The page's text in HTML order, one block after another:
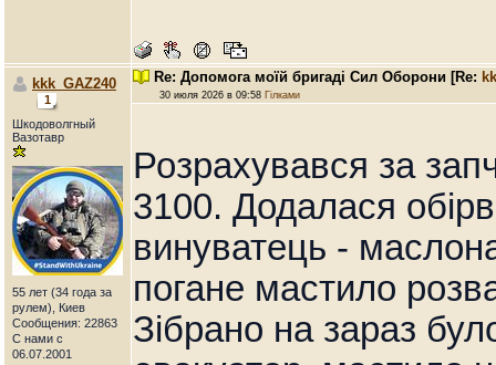
kkk_GAZ240
1
Шкодоволгный
Вазотавр
55 лет (34 года за
рулем), Киев
Сообщения: 22863
С нами с
06.07.2001
Re: Допомога моїй бригаді Сил Оборони [Re:
30 июля 2026 в 09:58 Гілками
Розрахувався за
3100. Додалася
винуватець -
погане мастило
Зібрано на зараз